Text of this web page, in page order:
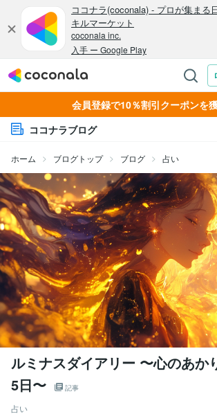
会員登録で10％割引クーポンを
ココナラブログ
ホーム ブログトップ ブログ 占い
ルミナスダイアリー 〜心のあか
5日〜
記事
占い